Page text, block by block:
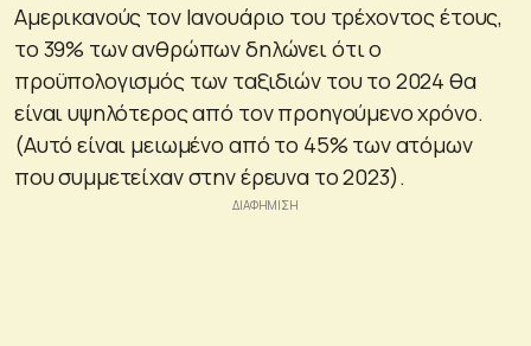
Αμερικανούς τον Ιανουάριο του τρέχοντος έτους,
το 39% των ανθρώπων δηλώνει ότι ο
προϋπολογισμός των ταξιδιών του το 2024 θα
είναι υψηλότερος από τον προηγούμενο χρόνο.
(Αυτό είναι μειωμένο από το 45% των ατόμων
που συμμετείχαν στην έρευνα το 2023).